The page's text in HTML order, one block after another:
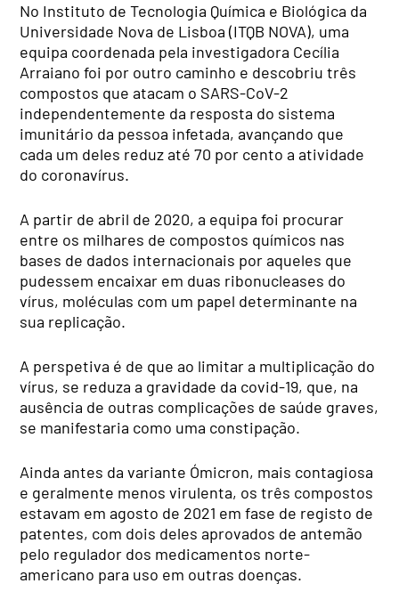
No Instituto de Tecnologia Química e Biológica da
Universidade Nova de Lisboa (ITQB NOVA), uma
equipa coordenada pela investigadora Cecília
Arraiano foi por outro caminho e descobriu três
compostos que atacam o SARS-CoV-2
independentemente da resposta do sistema
imunitário da pessoa infetada, avançando que
cada um deles reduz até 70 por cento a atividade
do coronavírus.
A partir de abril de 2020, a equipa foi procurar
entre os milhares de compostos químicos nas
bases de dados internacionais por aqueles que
pudessem encaixar em duas ribonucleases do
vírus, moléculas com um papel determinante na
sua replicação.
A perspetiva é de que ao limitar a multiplicação do
vírus, se reduza a gravidade da covid-19, que, na
ausência de outras complicações de saúde graves,
se manifestaria como uma constipação.
Ainda antes da variante Ómicron, mais contagiosa
e geralmente menos virulenta, os três compostos
estavam em agosto de 2021 em fase de registo de
patentes, com dois deles aprovados de antemão
pelo regulador dos medicamentos norte-
americano para uso em outras doenças.